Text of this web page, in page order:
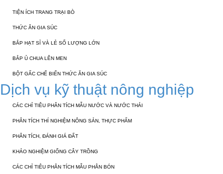
TIỆN ÍCH TRANG TRẠI BÒ
THỨC ĂN GIA SÚC
BẮP HẠT SỈ VÀ LẺ SỐ LƯỢNG LỚN
BẮP Ủ CHUA LÊN MEN
BỘT GẤC CHẾ BIẾN THỨC ĂN GIA SÚC
Dịch vụ kỹ thuật nông nghiệp
CÁC CHỈ TIÊU PHÂN TÍCH MẪU NƯỚC VÀ NƯỚC THẢI
PHÂN TÍCH THÍ NGHIỆM NÔNG SẢN, THỰC PHẨM
PHÂN TÍCH, ĐÁNH GIÁ ĐẤT
KHẢO NGHIỆM GIỐNG CÂY TRỒNG
CÁC CHỈ TIÊU PHÂN TÍCH MẪU PHÂN BÓN